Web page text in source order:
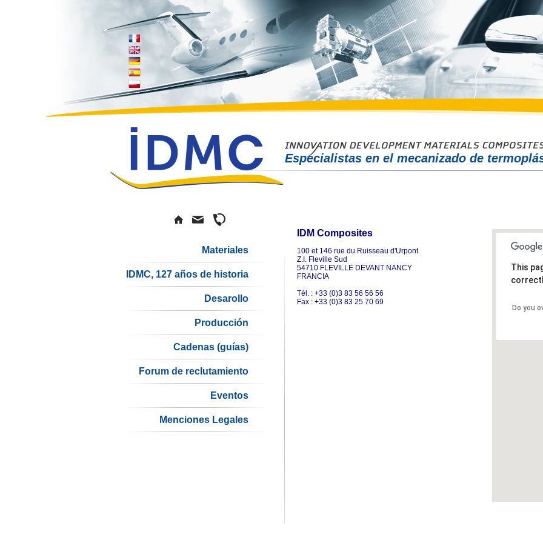
Materiales
IDMC, 127 años de historia
Desarollo
Producción
Cadenas (guías)
Forum de reclutamiento
Eventos
Menciones Legales
Especialistas en el mecanizado de
This
Do you
IDM Composites
100 et 146 rue du Ruisseau d'Urpont
Z.I. Fleville Sud
54710 FLEVILLE DEVANT NANCY
FRANCIA
Tél. : +33 (0)3 83 56 56 56
Fax : +33 (0)3 83 25 70 69